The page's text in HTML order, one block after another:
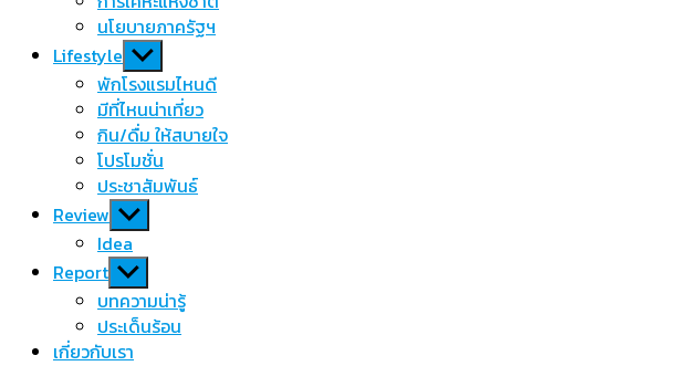
นโยบายภาครัฐฯ
Lifestyle Show
sub
menu
พักโรงแรมไหนดี
มีที่ไหนน่าเที่ยว
กิน/ดื่ม ให้สบายใจ
โปรโมชั่น
ประชาสัมพันธ์
Review Show
sub
menu
Idea
Report Show
sub
menu
บทความน่ารู้
ประเด็นร้อน
เกี่ยวกับเรา